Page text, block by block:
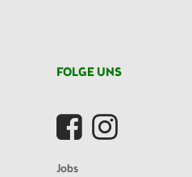
FOLGE UNS
Jobs